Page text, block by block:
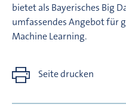
bietet als Bayerisches Big
umfassendes Angebot für
Machine Learning.
Seite drucken